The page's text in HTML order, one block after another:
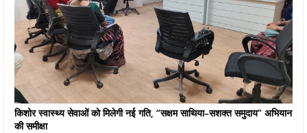
किशोर स्वास्थ्य सेवाओं को मिलेगी नई गति, “सक्षम साथिया–सशक्त समुदाय” अभियान
की समीक्षा